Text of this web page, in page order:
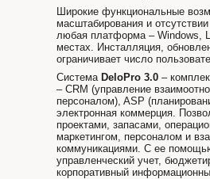
Широкие функциональные
масштабирования и
любая платформа – Windows,
местах. Инсталляция,
ограничивает число
Система DeloPro 3.0 –
– CRM (управление
персоналом), ASP
электронная коммерция.
проектами, запасами,
маркетингом, персоналом и
коммуникациями. С ее
управленческий учет,
корпоративный